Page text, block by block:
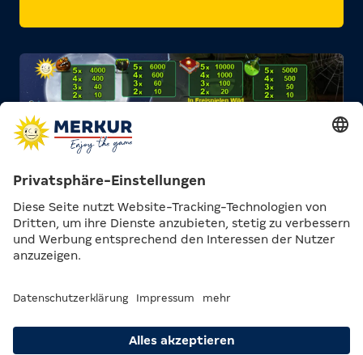
Der Spielplan zeigt dir, welche Werte die verschiedenen
Spielesymbole abhängig von deinem gewählten Level haben.
CHARACTER